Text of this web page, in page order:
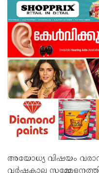
അയോധ്യ വിഷയം
വർഷകാല